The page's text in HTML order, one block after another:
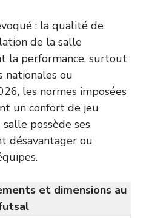
: la qualité de
de la salle
la performance, surtout
nationales ou
les normes imposées
un confort de jeu
possède ses
désavantager ou
et dimensions au